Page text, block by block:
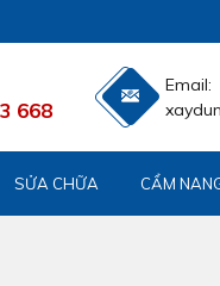
668
Email:
SỬA CHỮA CẨM